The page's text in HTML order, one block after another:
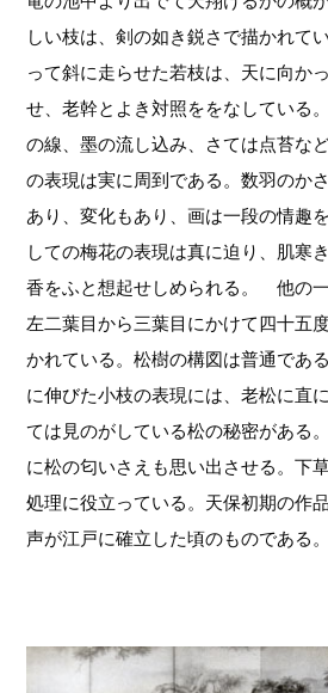
しい枝は、剣の如き鋭さで描かれて
って斜に走らせた若枝は、天に向か
せ、老幹とよき対照ををなしている
の線、墨の流し込み、さては点苔な
の表現は実に周到である。数羽のか
あり、変化もあり、画は一段の情趣
しての梅花の表現は真に迫り、肌寒
香をふと想起せしめられる。 他の一
左二葉目から三葉目にかけて四十五
かれている。松樹の構図は普通であ
に伸びた小枝の表現には、老松に直
ては見のがしている松の秘密がある
に松の匂いさえも思い出させる。下
処理に役立っている。天保初期の作
声が江戸に確立した頃のものである。